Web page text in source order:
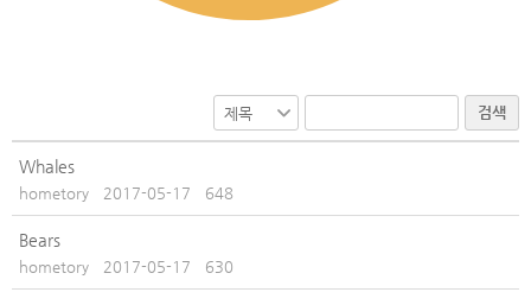
검색
Whales
hometory 2017-05-17 648
Bears
hometory 2017-05-17 630